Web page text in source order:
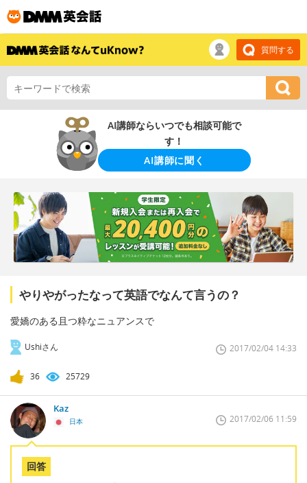
質問する
AI講師ならいつでも相談可能で
す！
AI講師に聞く
やりやがったなって英語でなんて言うの？
愛嬌のある且つ粋なニュアンスで
Ushiさん 2017/02/04 14:33
36 25729
Kaz
日本 2017/02/06 11:59
回答